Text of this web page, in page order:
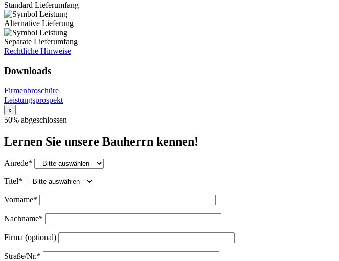
Standard Lieferumfang
Alternative Lieferung
Separate Lieferumfang
Rechtliche Hinweise
Downloads
Firmenbroschüre
Leistungsprospekt
x
50% abgeschlossen
Lernen Sie unsere Bauherrn kennen!
Anrede*
Titel*
Vorname*
Nachname*
Firma (optional)
Straße/Nr.*